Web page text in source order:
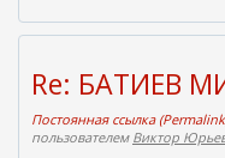
Re: БАТИЕВ
Постоянная ссылка
пользователем Виктор